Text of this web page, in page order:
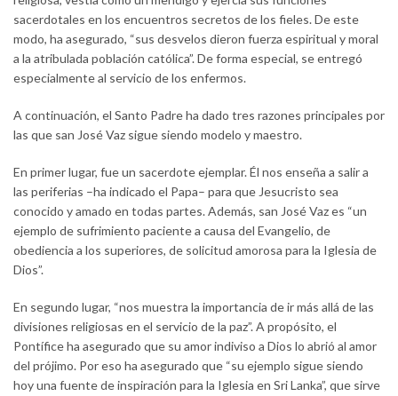
sacerdotales en los encuentros secretos de los fieles. De este
modo, ha asegurado, “sus desvelos dieron fuerza espiritual y moral
a la atribulada población católica”. De forma especial, se entregó
especialmente al servicio de los enfermos.
A continuación, el Santo Padre ha dado tres razones principales por
las que san José Vaz sigue siendo modelo y maestro.
En primer lugar, fue un sacerdote ejemplar. Él nos enseña a salir a
las periferias –ha indicado el Papa– para que Jesucristo sea
conocido y amado en todas partes. Además, san José Vaz es “un
ejemplo de sufrimiento paciente a causa del Evangelio, de
obediencia a los superiores, de solicitud amorosa para la Iglesia de
Dios”.
En segundo lugar, “nos muestra la importancia de ir más allá de las
divisiones religiosas en el servicio de la paz”. A propósito, el
Pontífice ha asegurado que su amor indiviso a Dios lo abrió al amor
del prójimo. Por eso ha asegurado que “su ejemplo sigue siendo
hoy una fuente de inspiración para la Iglesia en Sri Lanka”, que sirve